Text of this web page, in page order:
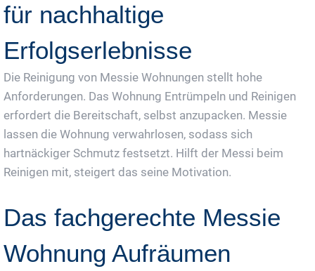
für nachhaltige
Erfolgserlebnisse
Die Reinigung von Messie Wohnungen stellt hohe
Anforderungen. Das Wohnung Entrümpeln und Reinigen
erfordert die Bereitschaft, selbst anzupacken. Messie
lassen die Wohnung verwahrlosen, sodass sich
hartnäckiger Schmutz festsetzt. Hilft der Messi beim
Reinigen mit, steigert das seine Motivation.
Das fachgerechte Messie
Wohnung Aufräumen